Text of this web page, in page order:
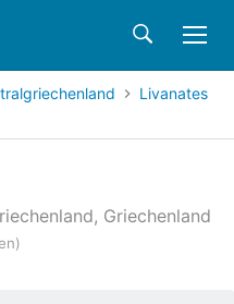
Livanates
Griechenland